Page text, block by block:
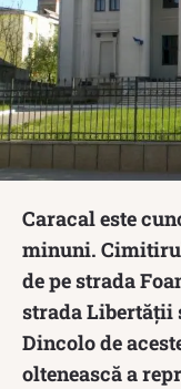
Caracal este
minuni.
de pe strada
strada Libertății
Dincolo de
oltenească a